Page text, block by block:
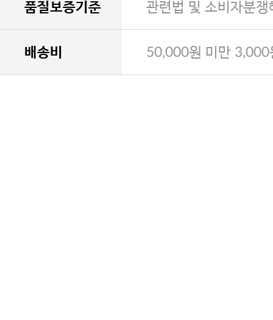
품질보증기준 관련법 및 소비자분
배송비 50,000원 미만 3,000